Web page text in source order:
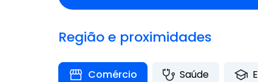
Região e proximidades
Comércio Saúde